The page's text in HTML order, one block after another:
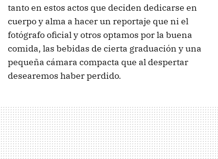
tanto en estos actos que deciden dedicarse en
cuerpo y alma a hacer un reportaje que ni el
fotógrafo oficial y otros optamos por la buena
comida, las bebidas de cierta graduación y una
pequeña cámara compacta que al despertar
desearemos haber perdido.